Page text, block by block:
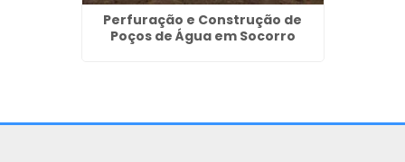
Perfuração e Construção de
Poços de Água em Socorro